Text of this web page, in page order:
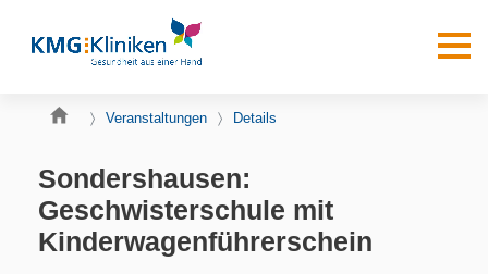
Veranstaltungen Details
Sondershausen:
Geschwisterschule mit
Kinderwagenführerschein